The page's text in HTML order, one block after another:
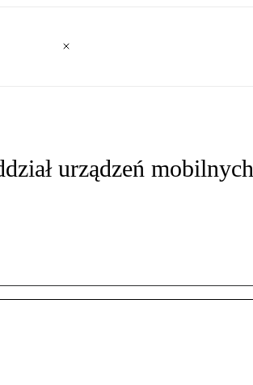
urządzeń mobilnych